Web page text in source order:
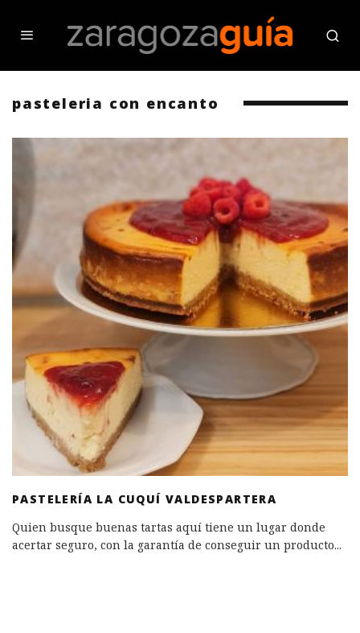
pasteleria con encanto
PASTELERÍA LA CUQUÍ VALDESPARTERA
Quien busque buenas tartas aquí tiene un lugar donde
acertar seguro, con la garantía de conseguir un producto...